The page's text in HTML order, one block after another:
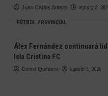
Juan Carlos Antero agosto 3,
FÚTBOL PROVINCIAL
Álex Fernández continuará
Isla Cristina FC
Deivid Quintero agosto 3, 2026